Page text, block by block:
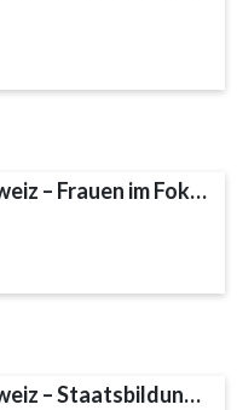
Geschichte Schweiz – Frauen im Fokus
Geschichte Schweiz – Staatsbildung und neue Gesellschaft